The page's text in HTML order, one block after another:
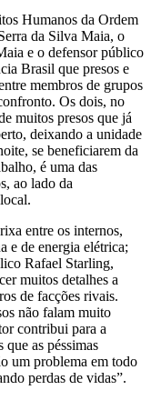
Humanos da Ordem
da Silva Maia, o
e o defensor público
Brasil que presos e
membros de grupos
Os dois, no
muitos presos que já
deixando a unidade
se beneficiarem da
é uma das
ao lado da
entre os internos,
e de energia elétrica;
Rafael Starling,
muitos detalhes a
de facções rivais.
não falam muito
contribui para a
que as péssimas
um problema em todo
perdas de vidas”.